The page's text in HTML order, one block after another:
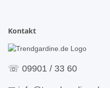
Kontakt
☏ 09901 / 33 60